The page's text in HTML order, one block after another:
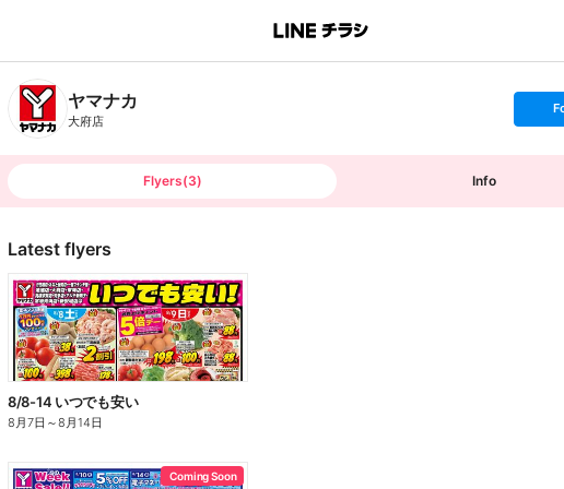
B
n
T
ヤマナカ
大府店
s
t
o
Flyers(3) Info
Latest flyers
8/8-14 いつでも安い
8月7日 ～8月14日
Coming Soon